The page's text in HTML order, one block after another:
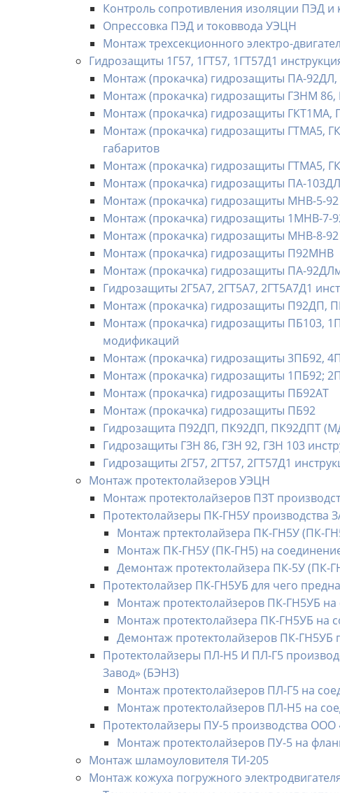
Контроль сопротивления изоляции ПЭД и
Опрессовка ПЭД и токоввода УЭЦН
Монтаж трехсекционного электро-
Гидрозащиты 1Г57, 1ГТ57, 1ГТ57Д1
Монтаж (прокачка) гидрозащиты ПА-
Монтаж (прокачка) гидрозащиты ГЗНМ
Монтаж (прокачка) гидрозащиты ГКТ1МА,
Монтаж (прокачка) гидрозащиты ГТМА5,
габаритов
Монтаж (прокачка) гидрозащиты ГТМА5,
Монтаж (прокачка) гидрозащиты ПА-
Монтаж (прокачка) гидрозащиты МНВ-5-92
Монтаж (прокачка) гидрозащиты 1МНВ-7-
Монтаж (прокачка) гидрозащиты МНВ-8-92
Монтаж (прокачка) гидрозащиты П92МНВ
Монтаж (прокачка) гидрозащиты ПА-
Гидрозащиты 2Г5А7, 2ГТ5А7, 2ГТ5А7Д1
Монтаж (прокачка) гидрозащиты П92ДП,
Монтаж (прокачка) гидрозащиты ПБ103,
модификаций
Монтаж (прокачка) гидрозащиты 3ПБ92,
Монтаж (прокачка) гидрозащиты 1ПБ92;
Монтаж (прокачка) гидрозащиты ПБ92АТ
Монтаж (прокачка) гидрозащиты ПБ92
Гидрозащита П92ДП, ПК92ДП, ПК92ДПТ
Гидрозащиты ГЗН 86, ГЗН 92, ГЗН 103
Гидрозащиты 2Г57, 2ГТ57, 2ГТ57Д1
Монтаж протектолайзеров УЭЦН
Монтаж протектолайзеров ПЗТ
Протектолайзеры ПК-ГН5У
Монтаж пртектолайзера ПК-ГН5У (ПК-
Монтаж ПК-ГН5У (ПК-ГН5) на
Демонтаж протектолайзера ПК-5У (ПК-
Протектолайзер ПК-ГН5УБ для чего
Монтаж протектолайзеров ПК-ГН5УБ
Монтаж протектолайзера ПК-ГН5УБ на
Демонтаж протектолайзеров ПК-
Протектолайзеры ПЛ-Н5 И ПЛ-Г5
Завод» (БЭНЗ)
Монтаж протектолайзеров ПЛ-Г5 на
Монтаж протектолайзеров ПЛ-Н5 на
Протектолайзеры ПУ-5 производства
Монтаж протектолайзеров ПУ-5 на
Монтаж шламоуловителя ТИ-205
Монтаж кожуха погружного